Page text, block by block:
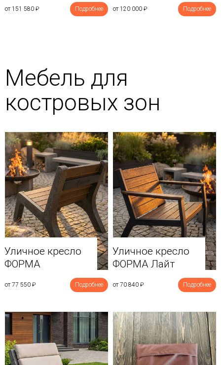
от 151 580 ₽ Подробнее от 120 000 ₽ Подробнее
Мебель для
костровых зон
Уличное кресло
ФОРМА
от 77 550 ₽ Подробнее
Уличное кресло
ФОРМА Лайт
от 70 840 ₽ Подробнее